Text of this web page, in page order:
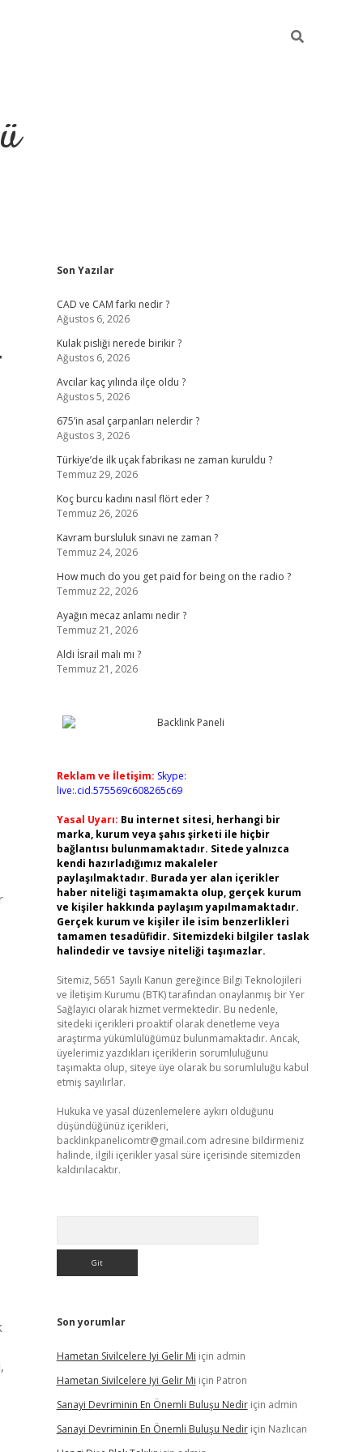
Sidebar
Son Yazılar
CAD ve CAM farkı nedir ?
Ağustos 6, 2026
Kulak pisliği nerede birikir ?
Ağustos 6, 2026
Avcılar kaç yılında ilçe oldu ?
Ağustos 5, 2026
675’in asal çarpanları nelerdir ?
Ağustos 3, 2026
Türkiye’de ilk uçak fabrikası ne zaman kuruldu ?
Temmuz 29, 2026
Koç burcu kadını nasıl flört eder ?
Temmuz 26, 2026
Kavram bursluluk sınavı ne zaman ?
Temmuz 24, 2026
How much do you get paid for being on the radio ?
Temmuz 22, 2026
Ayağın mecaz anlamı nedir ?
Temmuz 21, 2026
Aldi İsrail malı mı ?
Temmuz 21, 2026
Reklam ve İletişim: Skype:
live:.cid.575569c608265c69
Yasal Uyarı: Bu internet sitesi, herhangi bir
marka, kurum veya şahıs şirketi ile hiçbir
bağlantısı bulunmamaktadır. Sitede yalnızca
kendi hazırladığımız makaleler
paylaşılmaktadır. Burada yer alan içerikler
haber niteliği taşımamakta olup, gerçek kurum
ve kişiler hakkında paylaşım yapılmamaktadır.
Gerçek kurum ve kişiler ile isim benzerlikleri
tamamen tesadüfidir. Sitemizdeki bilgiler taslak
halindedir ve tavsiye niteliği taşımazlar.
Sitemiz, 5651 Sayılı Kanun gereğince Bilgi Teknolojileri
ve İletişim Kurumu (BTK) tarafından onaylanmış bir Yer
Sağlayıcı olarak hizmet vermektedir. Bu nedenle,
sitedeki içerikleri proaktif olarak denetleme veya
araştırma yükümlülüğümüz bulunmamaktadır. Ancak,
üyelerimiz yazdıkları içeriklerin sorumluluğunu
taşımakta olup, siteye üye olarak bu sorumluluğu kabul
etmiş sayılırlar.
Hukuka ve yasal düzenlemelere aykırı olduğunu
düşündüğünüz içerikleri,
backlinkpanelicomtr@gmail.com adresine bildirmeniz
halinde, ilgili içerikler yasal süre içerisinde sitemizden
kaldırılacaktır.
Son yorumlar
Hametan Sivilcelere Iyi Gelir Mi için admin
Hametan Sivilcelere Iyi Gelir Mi için Patron
Sanayi Devriminin En Önemli Buluşu Nediriçin admin
Sanayi Devriminin En Önemli Buluşu Nediriçin Nazlıcan